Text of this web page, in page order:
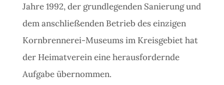
Jahre 1992, der grundlegenden Sanierung und
dem anschließenden Betrieb des einzigen
Kornbrennerei-Museums im Kreisgebiet hat
der Heimatverein eine herausfordernde
Aufgabe übernommen.